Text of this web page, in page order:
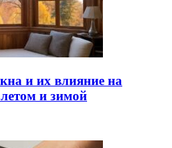
и их влияние на
и зимой